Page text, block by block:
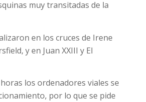
muy transitadas de la
en los cruces de Irene
y en Juan XXIII y El
los ordenadores viales se
por lo que se pide